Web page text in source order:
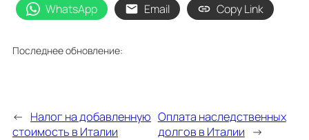
WhatsApp
Email Copy Link
Последнее обновление:
← Налог на добавленную
стоимость в Италии
Оплата наследственных
долгов в Италии →